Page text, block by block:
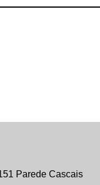
Parede Cascais